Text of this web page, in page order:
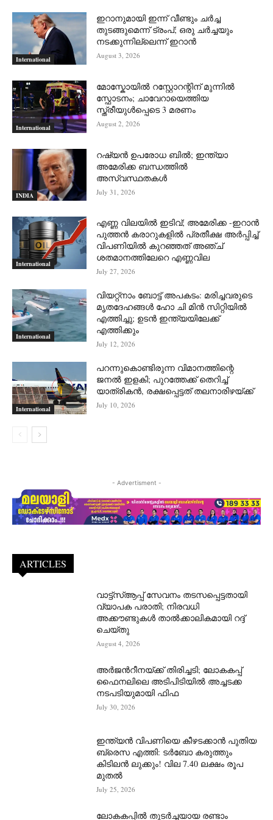
International
ഇറാനുമായി ഇന്ന് വീണ്ടും ചര്‍ച്ച
തുടങ്ങുമെന്ന് ട്രംപ്; ഒരു ചര്‍ച്ചയും
നടക്കുന്നില്ലെന്ന് ഇറാന്‍
August 3, 2026
International
മോസ്കോയിൽ റസ്റ്റോറന്റിന് മുന്നിൽ
സ്ഫോടനം; ചാവേറായെത്തിയ
സ്ത്രീയുൾപ്പെടെ 3 മരണം
August 2, 2026
INDIA
റഷ്യന്‍ ഉപരോധ ബില്‍; ഇന്ത്യാ
അമേരിക്ക ബന്ധത്തില്‍
അസ്വസ്ഥതകള്‍
July 31, 2026
International
എണ്ണ വിലയില്‍ ഇടിവ്; അമേരിക്ക -ഇറാന്‍
പുത്തന്‍ കരാറുകളില്‍ പ്രതീക്ഷ അര്‍പ്പിച്ച്
വിപണിയില്‍ കുറഞ്ഞത് അഞ്ച്
ശതമാനത്തിലേറെ എണ്ണവില
July 27, 2026
International
വിയറ്റ്നാം ബോട്ട് അപകടം: മരിച്ചവരുടെ
മൃതദേഹങ്ങൾ ഹോ ചി മിൻ സിറ്റിയിൽ
എത്തിച്ചു; ഉടൻ ഇന്ത്യയിലേക്ക്
എത്തിക്കും
July 12, 2026
International
പറന്നുകൊണ്ടിരുന്ന വിമാനത്തിന്റെ
ജനൽ ഇളകി; പുറത്തേക്ക് തെറിച്ച്
യാത്രികൻ, രക്ഷപ്പെട്ടത് തലനാരിഴയ്ക്ക്
July 10, 2026
- Advertisment -
ARTICLES
വാട്ട്‌സ്ആപ്പ് സേവനം തടസപ്പെട്ടതായി
വ്യാപക പരാതി; നിരവധി
അക്കൗണ്ടുകൾ താൽക്കാലികമായി റദ്ദ്
ചെയ്തു
August 4, 2026
അർജന്‍റീനയ്ക്ക് തിരിച്ചടി; ലോകകപ്പ്
ഫൈനലിലെ അടിപിടിയിൽ അച്ചടക്ക
നടപടിയുമായി ഫിഫ
July 30, 2026
ഇന്ത്യൻ വിപണിയെ കീഴടക്കാന്‍ പുതിയ
ബ്രെസ എത്തി: ടർബോ കരുത്തും
കിടിലൻ ലുക്കും! വില 7.40 ലക്ഷം രൂപ
മുതൽ
July 25, 2026
ലോകകപ്പിൽ തുടർച്ചയായ രണ്ടാം